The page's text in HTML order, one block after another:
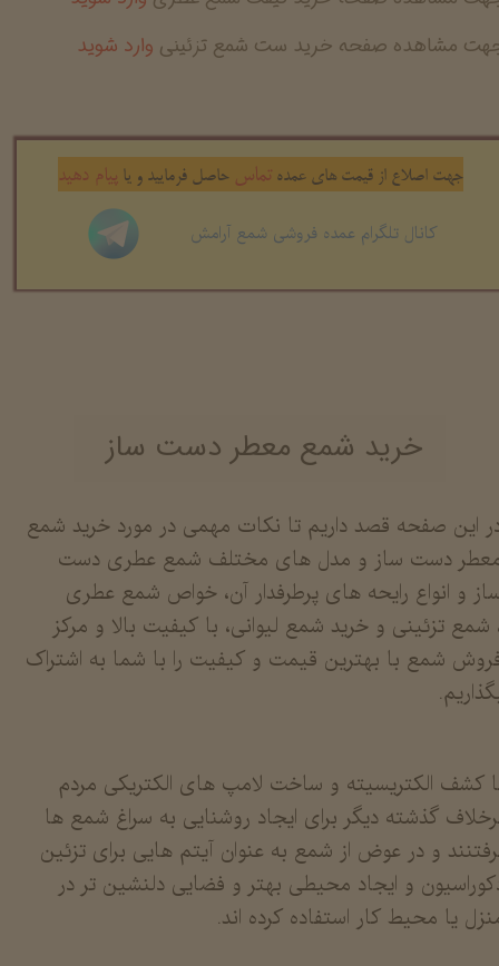
مشاهده صفحه خرید ست شمع تزئینی وارد شوید
جهت اصلاع از قیمت های عمده تماس حاصل فرمایید و یا پیام دهید
کانال تلگرام عمده فروشی شمع آرامش
کشف الکتریسیته و ساخت لامپ های الکتریکی مردم
گذشته دیگر برای ایجاد روشنایی به سراغ شمع ها
و در عوض از شمع به عنوان آیتم هایی برای تزئین
و ایجاد محیطی بهتر و فضایی دلنشین تر در
یا محیط کار استفاده کرده اند.
این صفحه قصد داریم تا نکات مهمی در مورد خرید شمع
دست ساز و مدل های مختلف شمع عطری دست
و انواع رایحه های پرطرفدار آن، خواص شمع عطری
شمع تزئینی و خرید شمع لیوانی، با کیفیت بالا و مرکز
شمع با بهترین قیمت و کیفیت را با شما به اشتراک
خرید شمع معطر دست ساز